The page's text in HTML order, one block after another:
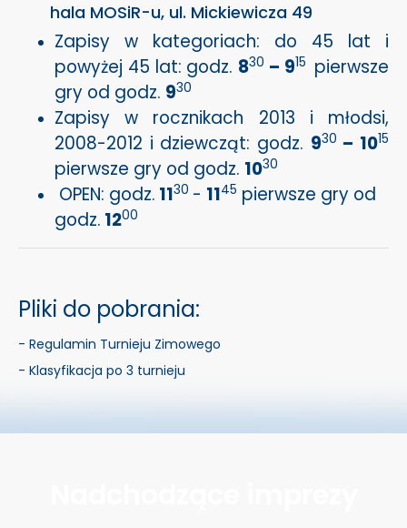
hala MOSiR-u, ul. Mickiewicza 49
Zapisy w kategoriach: do 45 lat i
powyżej 45 lat: godz. 830 – 915 pierwsze
gry od godz. 930
Zapisy w rocznikach 2013 i młodsi,
2008-2012 i dziewcząt: godz. 930 – 1015
pierwsze gry od godz. 1030
OPEN: godz. 1130 - 1145 pierwsze gry od
godz. 1200
Pliki do pobrania:
- Regulamin Turnieju Zimowego
- Klasyfikacja po 3 turnieju